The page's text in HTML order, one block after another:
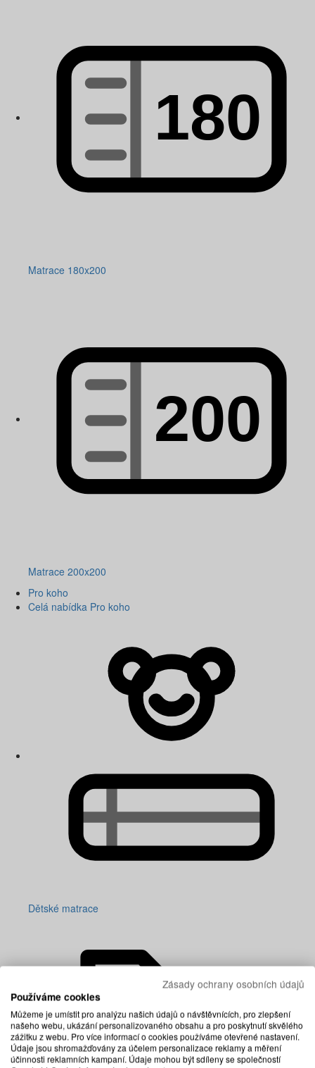
Matrace 180x200
Matrace 200x200
Pro koho
Celá nabídka Pro koho
Dětské matrace
Zásady ochrany osobních údajů
Používáme cookies
Můžeme je umístit pro analýzu našich údajů o návštěvnících, pro zlepšení
našeho webu, ukázání personalizovaného obsahu a pro poskytnutí skvělého
zážitku z webu. Pro více informací o cookies používáme otevřené nastavení.
Údaje jsou shromažďovány za účelem personalizace reklamy a měření
účinnosti reklamních kampaní. Údaje mohou být sdíleny se společností